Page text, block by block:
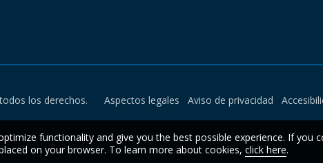
los derechos. Aspectos legales Aviso de privacidad
functionality and give you the best possible experience. If you
on your browser. To learn more about cookies, click here.